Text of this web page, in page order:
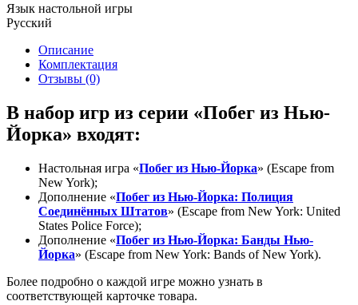
Язык настольной игры
Русский
Описание
Комплектация
Отзывы (0)
В набор игр из серии «Побег из Нью-
Йорка» входят:
Настольная игра «Побег из Нью-Йорка» (Escape from
New York);
Дополнение «Побег из Нью-Йорка: Полиция
Соединённых Штатов» (Escape from New York: United
States Police Force);
Дополнение «Побег из Нью-Йорка: Банды Нью-
Йорка» (Escape from New York: Bands of New York).
Более подробно о каждой игре можно узнать в
соответствующей карточке товара.